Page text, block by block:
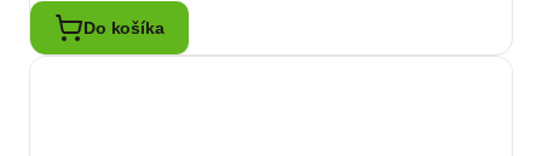
Do košíka